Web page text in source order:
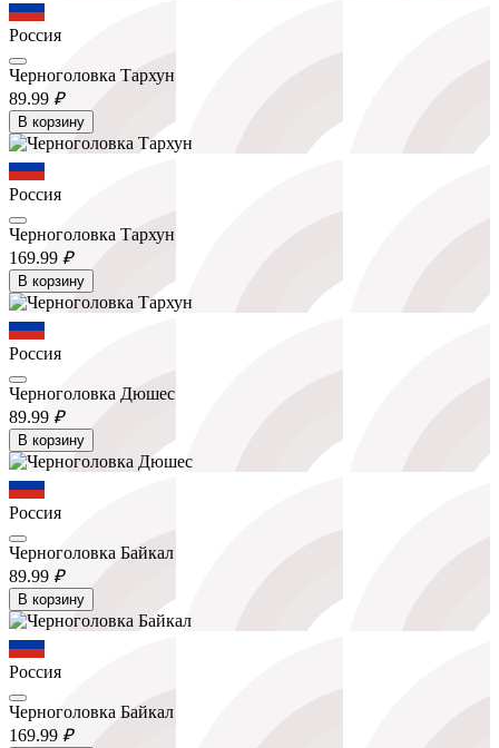
Россия
Черноголовка Тархун
89.99 ₽
В корзину
Россия
Черноголовка Тархун
169.99 ₽
В корзину
Россия
Черноголовка Дюшес
89.99 ₽
В корзину
Россия
Черноголовка Байкал
89.99 ₽
В корзину
Россия
Черноголовка Байкал
169.99 ₽